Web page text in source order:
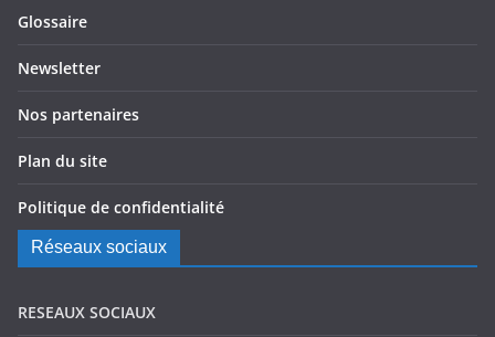
Glossaire
Newsletter
Nos partenaires
Plan du site
Politique de confidentialité
Réseaux sociaux
RESEAUX SOCIAUX